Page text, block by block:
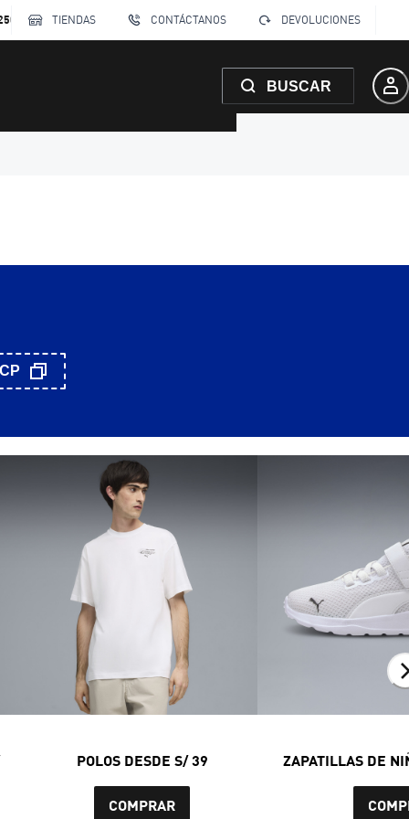
TIENDAS CONTÁCTANOS DEVOLUCIONES
BUSCAR
POLOS DESDE S/ 39
COMPRAR
ZAPATILLAS DE